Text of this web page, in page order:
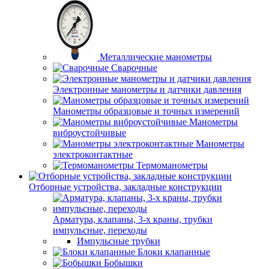
Металлические манометры
Сварочные
Электронные манометры и датчики давления
Манометры образцовые и точных измерений
Манометры
виброустойчивые
Манометры
электроконтактные
Термоманометры
Отборные устройства, закладные конструкции
Арматура, клапаны, 3-х краны, трубки
импульсные, переходы
Импульсные трубки
Блоки клапанные
Бобышки